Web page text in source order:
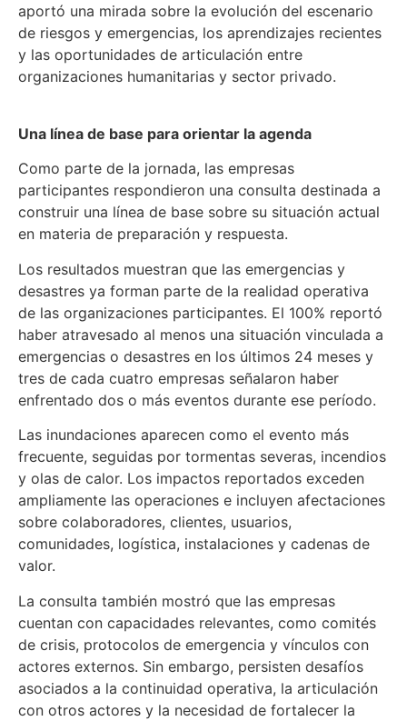
aportó una mirada sobre la evolución del escenario
de riesgos y emergencias, los aprendizajes recientes
y las oportunidades de articulación entre
organizaciones humanitarias y sector privado.
Una línea de base para orientar la agenda
Como parte de la jornada, las empresas
participantes respondieron una consulta destinada a
construir una línea de base sobre su situación actual
en materia de preparación y respuesta.
Los resultados muestran que las emergencias y
desastres ya forman parte de la realidad operativa
de las organizaciones participantes. El 100% reportó
haber atravesado al menos una situación vinculada a
emergencias o desastres en los últimos 24 meses y
tres de cada cuatro empresas señalaron haber
enfrentado dos o más eventos durante ese período.
Las inundaciones aparecen como el evento más
frecuente, seguidas por tormentas severas, incendios
y olas de calor. Los impactos reportados exceden
ampliamente las operaciones e incluyen afectaciones
sobre colaboradores, clientes, usuarios,
comunidades, logística, instalaciones y cadenas de
valor.
La consulta también mostró que las empresas
cuentan con capacidades relevantes, como comités
de crisis, protocolos de emergencia y vínculos con
actores externos. Sin embargo, persisten desafíos
asociados a la continuidad operativa, la articulación
con otros actores y la necesidad de fortalecer la